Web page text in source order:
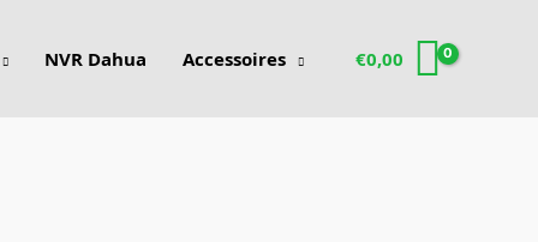
NVR Dahua Accessoires €0,00